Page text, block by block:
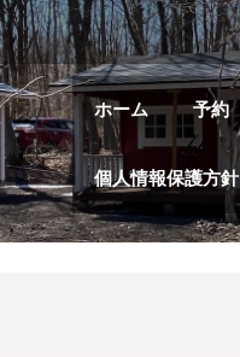
ホーム 予約
個人情報保護方針